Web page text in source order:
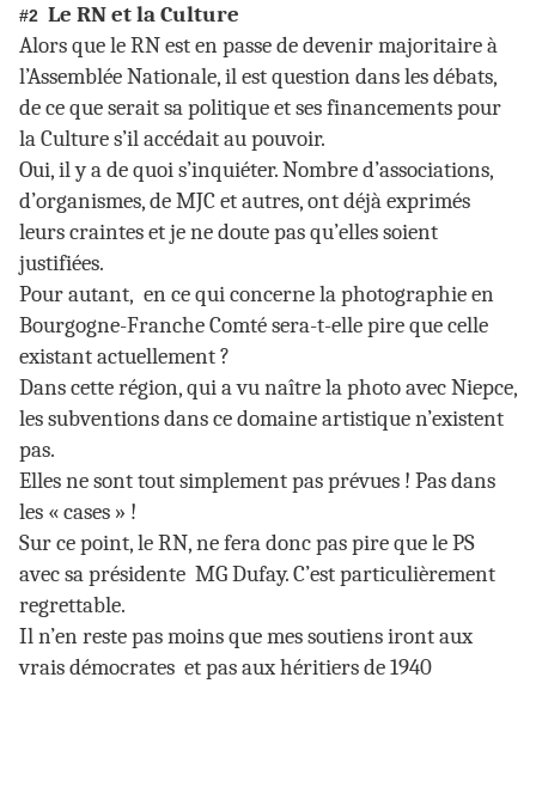
#2 Le RN et la Culture
Alors que le RN est en passe de devenir majoritaire à
l’Assemblée Nationale, il est question dans les débats,
de ce que serait sa politique et ses financements pour
la Culture s’il accédait au pouvoir.
Oui, il y a de quoi s’inquiéter. Nombre d’associations,
d’organismes, de MJC et autres, ont déjà exprimés
leurs craintes et je ne doute pas qu’elles soient
justifiées.
Pour autant, en ce qui concerne la photographie en
Bourgogne-Franche Comté sera-t-elle pire que celle
existant actuellement ?
Dans cette région, qui a vu naître la photo avec Niepce,
les subventions dans ce domaine artistique n’existent
pas.
Elles ne sont tout simplement pas prévues ! Pas dans
les « cases » !
Sur ce point, le RN, ne fera donc pas pire que le PS
avec sa présidente MG Dufay. C’est particulièrement
regrettable.
Il n’en reste pas moins que mes soutiens iront aux
vrais démocrates et pas aux héritiers de 1940